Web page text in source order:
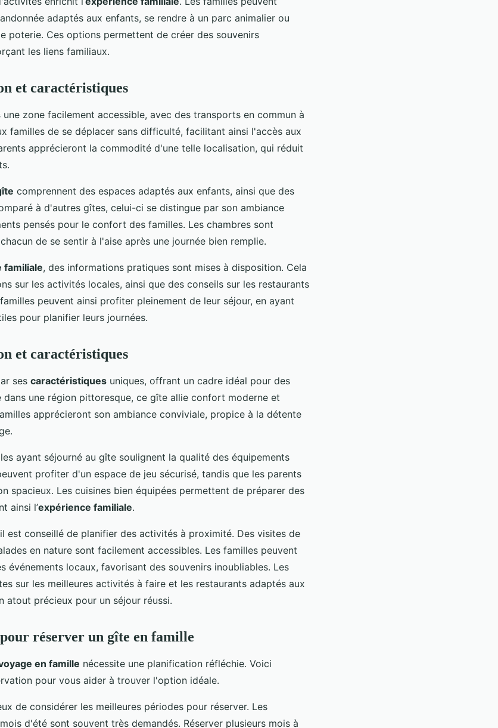
adaptés aux enfants, se rendre à un parc animalier ou
poterie. Ces options permettent de créer des souvenirs
les liens familiaux.
et caractéristiques
une zone facilement accessible, avec des transports en commun à
familles de se déplacer sans difficulté, facilitant ainsi l'accès aux
apprécieront la commodité d'une telle localisation, qui réduit
comprennent des espaces adaptés aux enfants, ainsi que des
à d'autres gîtes, celui-ci se distingue par son ambiance
pensés pour le confort des familles. Les chambres sont
de se sentir à l'aise après une journée bien remplie.
familiale, des informations pratiques sont mises à disposition. Cela
sur les activités locales, ainsi que des conseils sur les restaurants
peuvent ainsi profiter pleinement de leur séjour, en ayant
pour planifier leurs journées.
et caractéristiques
ses caractéristiques uniques, offrant un cadre idéal pour des
dans une région pittoresque, ce gîte allie confort moderne et
apprécieront son ambiance conviviale, propice à la détente
ayant séjourné au gîte soulignent la qualité des équipements
profiter d'un espace de jeu sécurisé, tandis que les parents
spacieux. Les cuisines bien équipées permettent de préparer des
ainsi l’expérience familiale.
est conseillé de planifier des activités à proximité. Des visites de
en nature sont facilement accessibles. Les familles peuvent
événements locaux, favorisant des souvenirs inoubliables. Les
sur les meilleures activités à faire et les restaurants adaptés aux
atout précieux pour un séjour réussi.
réserver un gîte en famille
en famille nécessite une planification réfléchie. Voici
pour vous aider à trouver l'option idéale.
de considérer les meilleures périodes pour réserver. Les
d'été sont souvent très demandés. Réserver plusieurs mois à